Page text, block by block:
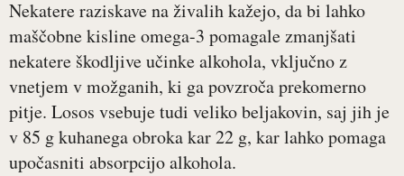
Nekatere raziskave na živalih kažejo, da bi lahko
maščobne kisline omega-3 pomagale zmanjšati
nekatere škodljive učinke alkohola, vključno z
vnetjem v možganih, ki ga povzroča prekomerno
pitje. Losos vsebuje tudi veliko beljakovin, saj jih je
v 85 g kuhanega obroka kar 22 g, kar lahko pomaga
upočasniti absorpcijo alkohola.